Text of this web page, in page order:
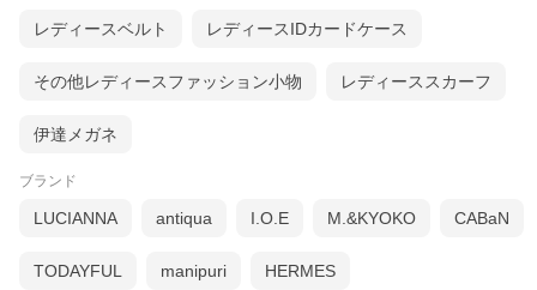
レディースベルト レディースIDカードケース
その他レディースファッション小物 レディーススカーフ
伊達メガネ
ブランド
LUCIANNA antiqua I.O.E M.&KYOKO CABaN
TODAYFUL manipuri HERMES